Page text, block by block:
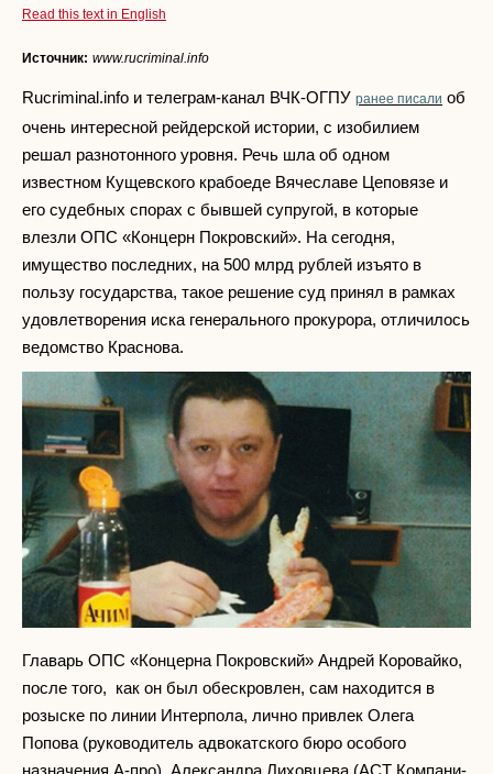
Read this text in English
Источник: www.rucriminal.info
Rucriminal.info и телеграм-канал ВЧК-ОГПУ ранее писали об
очень интересной рейдерской истории, с изобилием
решал разнотонного уровня. Речь шла об одном
известном Кущевского крабоеде Вячеславе Цеповязе и
его судебных спорах с бывшей супругой, в которые
влезли ОПС «Концерн Покровский». На сегодня,
имущество последних, на 500 млрд рублей изъято в
пользу государства, такое решение суд принял в рамках
удовлетворения иска генерального прокурора, отличилось
ведомство Краснова.
Главарь ОПС «Концерна Покровский» Андрей Коровайко,
после того, как он был обескровлен, сам находится в
розыске по линии Интерпола, лично привлек Олега
Попова (руководитель адвокатского бюро особого